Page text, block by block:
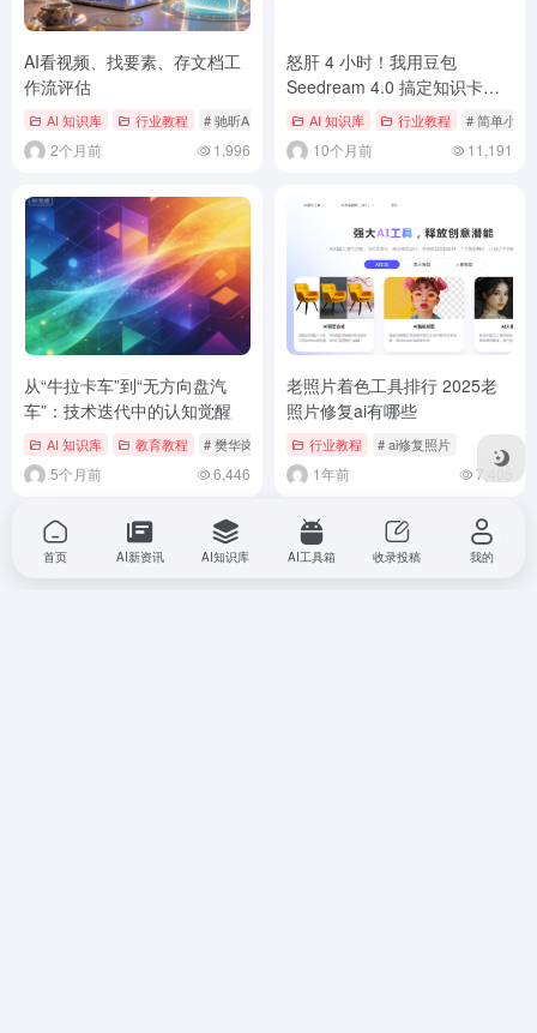
AI看视频、找要素、存文档工
作流评估
AI 知识库 行业教程 # 驰昕AI共学营
2个月前 1,996
怒肝 4 小时！我用豆包
Seedream 4.0 搞定知识卡片
风格自由！（附提示词）
AI 知识库 行业教程 # 简单小意
10个月前 11,191
从“牛拉卡车”到“无方向盘汽
车”：技术迭代中的认知觉醒
AI 知识库 教育教程 # 樊华岗名班主任工作室
5个月前 6,446
老照片着色工具排行 2025老
照片修复ai有哪些
行业教程 # ai修复照片
1年前 7,405
首页 AI新资讯 AI知识库 AI工具箱 收录投稿 我的